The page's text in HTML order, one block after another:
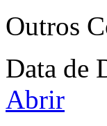
Outros
Data de
Abrir